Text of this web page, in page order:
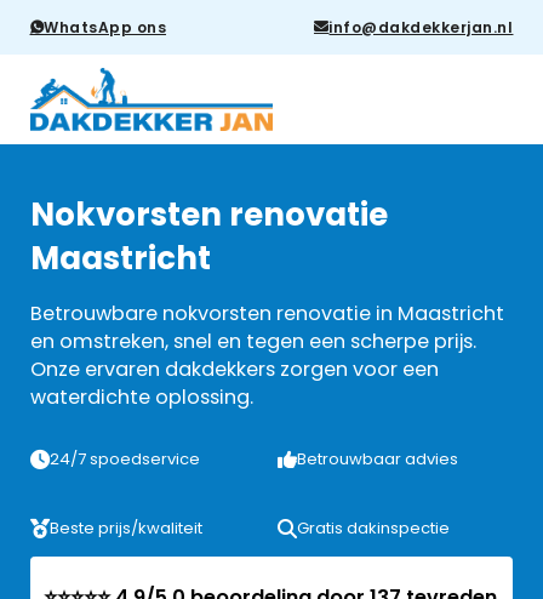
WhatsApp ons info@dakdekkerjan.nl
Nokvorsten renovatie
Maastricht
Betrouwbare nokvorsten renovatie in Maastricht
en omstreken, snel en tegen een scherpe prijs.
Onze ervaren dakdekkers zorgen voor een
waterdichte oplossing.
24/7 spoedservice Betrouwbaar advies
Beste prijs/kwaliteit Gratis dakinspectie